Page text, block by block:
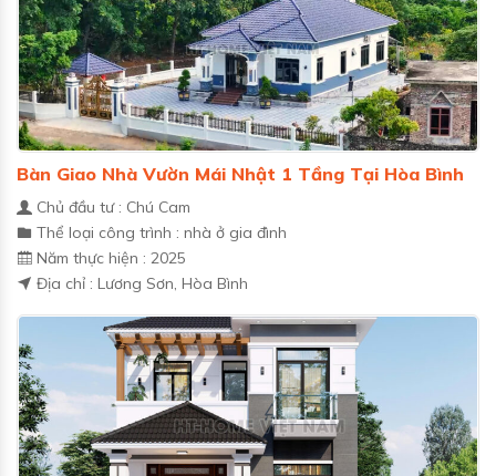
Bàn Giao Nhà Vườn Mái Nhật 1 Tầng Tại Hòa Bình
Chủ đầu tư : Chú Cam
Thể loại công trình : nhà ở gia đình
Năm thực hiện : 2025
Địa chỉ : Lương Sơn, Hòa Bình